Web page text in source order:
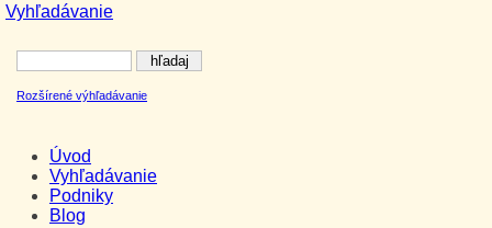
Vyhľadávanie
Rozšírené výhľadávanie
Úvod
Vyhľadávanie
Podniky
Blog